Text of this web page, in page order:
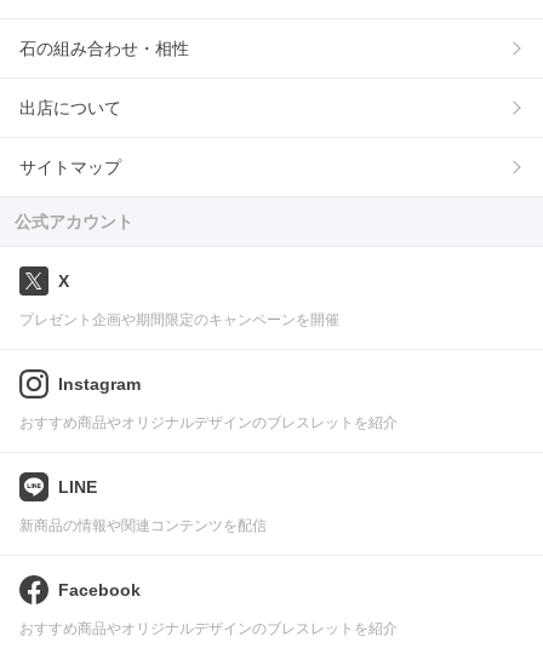
石の組み合わせ・相性
出店について
サイトマップ
公式アカウント
X
プレゼント企画や期間限定のキャンペーンを開催
Instagram
おすすめ商品やオリジナルデザインのブレスレットを紹介
LINE
新商品の情報や関連コンテンツを配信
Facebook
おすすめ商品やオリジナルデザインのブレスレットを紹介